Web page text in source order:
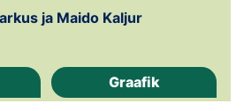
ja Maido Kaljur
Graafik